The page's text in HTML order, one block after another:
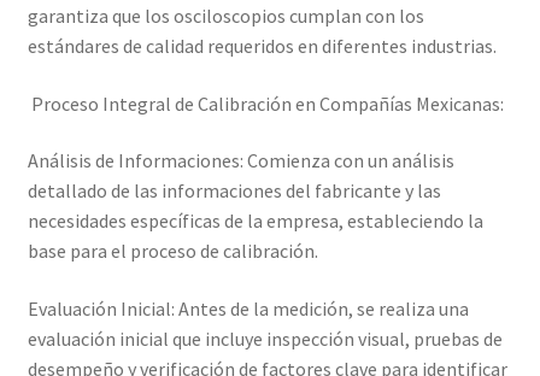
garantiza que los osciloscopios cumplan con los
estándares de calidad requeridos en diferentes industrias.
Proceso Integral de Calibración en Compañías Mexicanas:
Análisis de Informaciones: Comienza con un análisis
detallado de las informaciones del fabricante y las
necesidades específicas de la empresa, estableciendo la
base para el proceso de calibración.
Evaluación Inicial: Antes de la medición, se realiza una
evaluación inicial que incluye inspección visual, pruebas de
desempeño y verificación de factores clave para identificar